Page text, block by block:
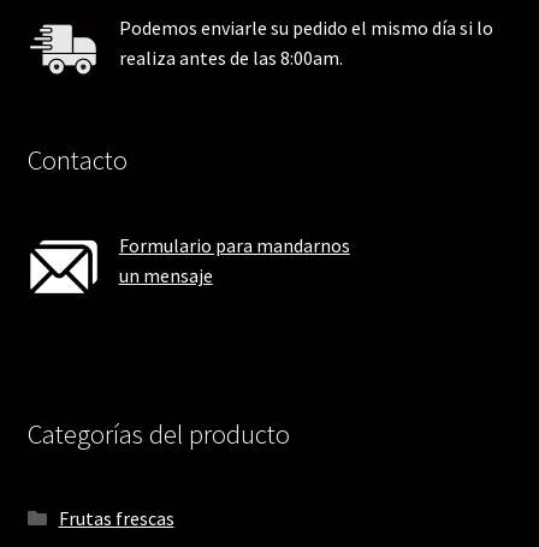
Podemos enviarle su pedido el mismo día si lo
realiza antes de las 8:00am.
Contacto
Formulario para mandarnos
un mensaje
Categorías del producto
Frutas frescas